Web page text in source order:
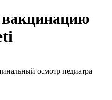
вакцинацию
осмотр педиатра